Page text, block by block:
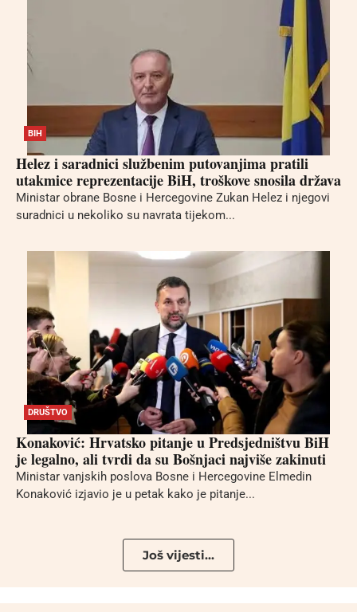
BIH
Helez i saradnici službenim putovanjima pratili
utakmice reprezentacije BiH, troškove snosila država
Ministar obrane Bosne i Hercegovine Zukan Helez i njegovi
suradnici u nekoliko su navrata tijekom...
DRUŠTVO
Konaković: Hrvatsko pitanje u Predsjedništvu BiH
je legalno, ali tvrdi da su Bošnjaci najviše zakinuti
Ministar vanjskih poslova Bosne i Hercegovine Elmedin
Konaković izjavio je u petak kako je pitanje...
Još vijesti...